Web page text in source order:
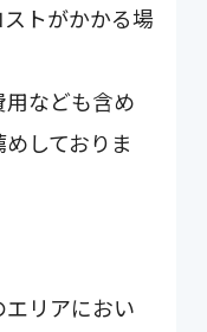
トがかかる場
なども含め
しておりま
リアにおい